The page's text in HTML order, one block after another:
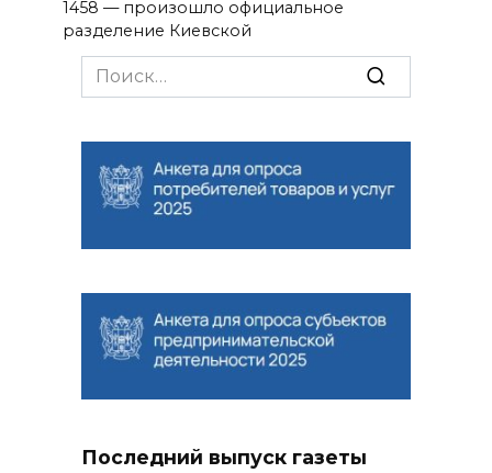
1458 — произошло официальное
разделение Киевской
Search
for:
Последний выпуск газеты